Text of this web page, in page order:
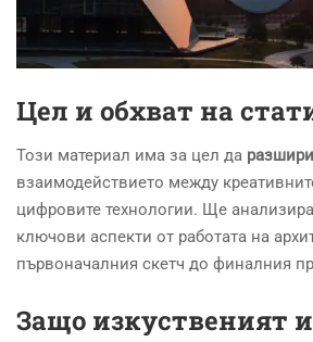
Цел и обхват на
Този материал има за цел да
взаимодействието между
цифровите технологии. Ще
ключови аспекти от работата на
първоначалния скетч до финалния
Защо изкуственият